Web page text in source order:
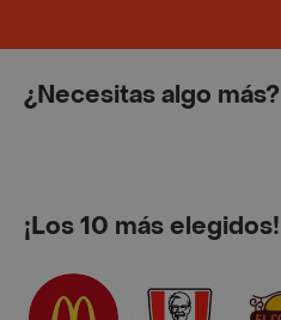
¿Necesitas algo más?
¡Los 10 más elegidos!